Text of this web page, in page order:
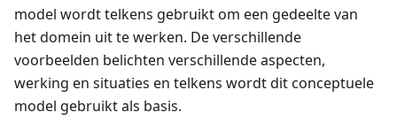
model wordt telkens gebruikt om een gedeelte van
het domein uit te werken. De verschillende
voorbeelden belichten verschillende aspecten,
werking en situaties en telkens wordt dit conceptuele
model gebruikt als basis.